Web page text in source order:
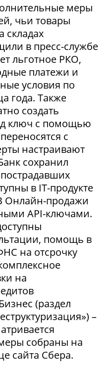
меры
чьи товары
складах
в пресс-службе
льготное РКО,
платежи и
условия по
года. Также
создать
ключ с помощью
с
настраивают
сохранил
в IT-продукте
Онлайн-продажи
API-ключами.
помощь в
на отсрочку
на
(раздел
–
собраны на
сайта Сбера.